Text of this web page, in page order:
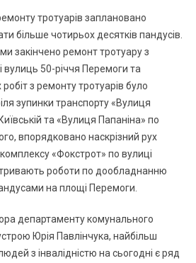
тротуарів заплановано
більше чотирьох десятків пандусів.
закінчено ремонт тротуару з
вулиць 50-річчя Перемоги та
з ремонту тротуарів було
зупинки транспорту «Вулиця
та «Вулиця Папаніна» по
впорядковано наскрізний рух
«Фокстрот» по вулиці
тривають роботи по дообладнанню
на площі Перемоги.
департаменту комунального
Юрія Павлінчука, найбільш
з інвалідністю на сьогодні є ряд